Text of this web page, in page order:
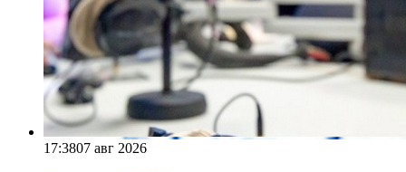
17:3807 авг 2026